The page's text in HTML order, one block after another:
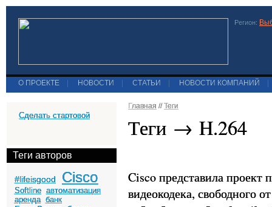
Регион:
О ПРОЕКТЕ НОВОСТИ СТАТЬИ НОВОСТИ КОМПАНИЙ
Сделать стартовой
Теги авторов
#lifeisgood Cisco
Softline автоматизация
аренда банк
Главная // Теги
Теги → H.264
Cisco представила проект
видеокодека, свободного